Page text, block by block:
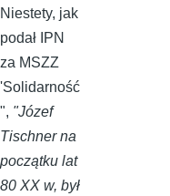
Niestety, jak
podał IPN
za MSZZ
'Solidarność
", "Józef
Tischner na
początku lat
80 XX w, był